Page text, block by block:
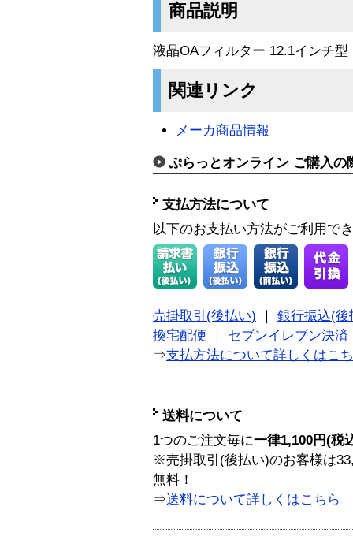
商品説明
液晶OAフィルター 12.1インチ型
関連リンク
メーカ商品情報
ぷらっとオンライン ご購入の
支払方法について
以下のお支払い方法がご利用で
売掛取引(後払い)
銀行振込(後
換宅配便
セブンイレブン決済
⇒支払方法について詳しくはこ
送料について
1つのご注文毎に一律1,100円(税
※売掛取引(後払い)のお客様は
無料！
⇒送料について詳しくはこちら